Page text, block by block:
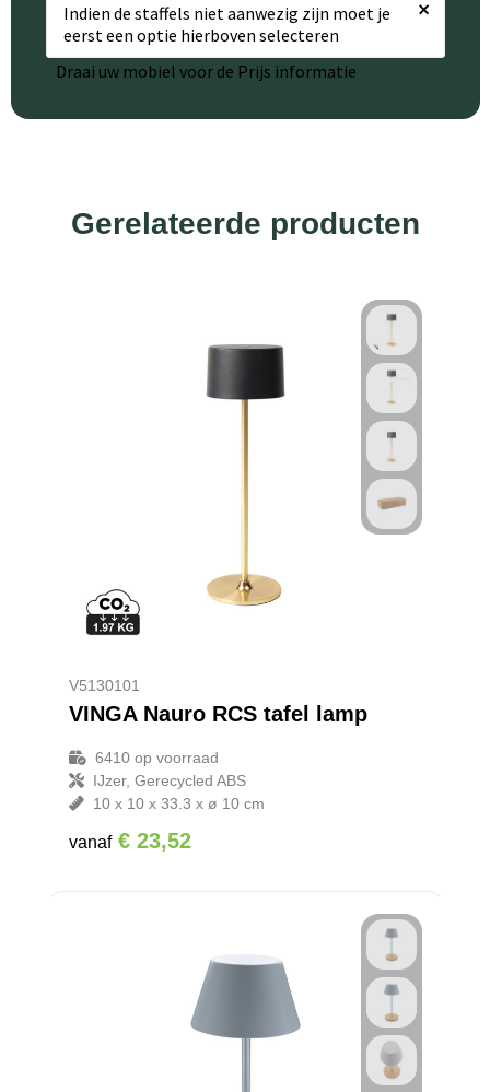
Indien de staffels niet aanwezig zijn moet je
eerst een optie hierboven selecteren
×
Draai uw mobiel voor de Prijs informatie
Gerelateerde producten
V5130101
VINGA Nauro RCS tafel lamp
6410op voorraad
IJzer, Gerecycled ABS
10 x 10 x 33.3 x ø 10 cm
vanaf € 23,52